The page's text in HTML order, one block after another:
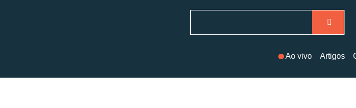
Ao vivo Artigos